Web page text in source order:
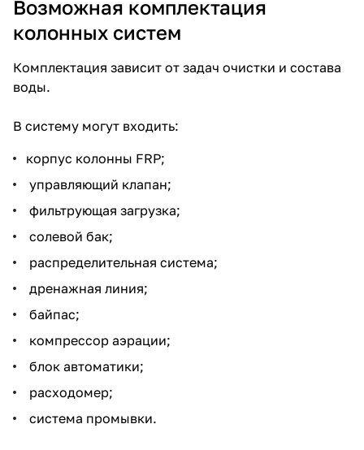
Возможная комплектация
колонных систем
Комплектация зависит от задач очистки и состава
воды.
В систему могут входить:
корпус колонны FRP;
управляющий клапан;
фильтрующая загрузка;
солевой бак;
распределительная система;
дренажная линия;
байпас;
компрессор аэрации;
блок автоматики;
расходомер;
система промывки.